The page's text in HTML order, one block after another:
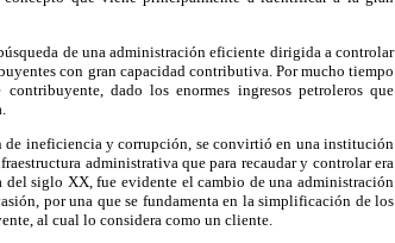
de una administración eficiente dirigida a controlar
con gran capacidad contributiva. Por mucho tiempo
dado los enormes ingresos petroleros que
de ineficiencia y corrupción, se convirtió en una institución
administrativa que para recaudar y controlar era
siglo XX, fue evidente el cambio de una administración
por una que se fundamenta en la simplificación de los
al cual lo considera como un cliente.